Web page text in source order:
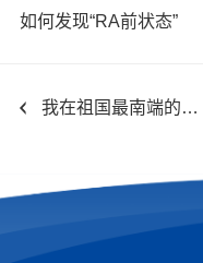
如何发现“RA前状态”
我在祖国最南端的装机故事 ——Astep PLUS（+APP-1000）三沙装机记